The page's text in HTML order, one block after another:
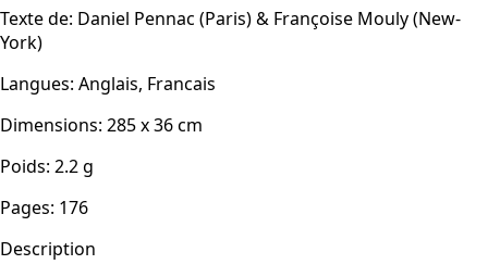
Texte de: Daniel Pennac (Paris) & Françoise Mouly (New-
York)
Langues: Anglais, Francais
Dimensions: 285 x 36cm
Poids: 2.2g
Pages: 176
Description